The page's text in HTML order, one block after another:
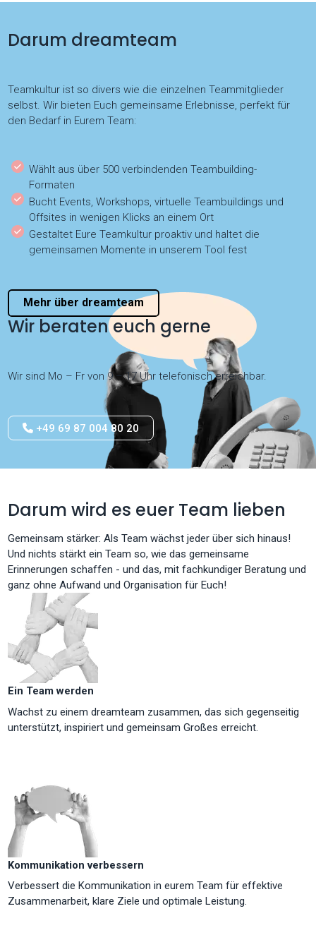
Darum dreamteam
Teamkultur ist so divers wie die einzelnen Teammitglieder
selbst. Wir bieten Euch gemeinsame Erlebnisse, perfekt für
den Bedarf in Eurem Team:
Wählt aus über 500 verbindenden Teambuilding-
Formaten
Bucht Events, Workshops, virtuelle Teambuildings und
Offsites in wenigen Klicks an einem Ort
Gestaltet Eure Teamkultur proaktiv und haltet die
gemeinsamen Momente in unserem Tool fest
Mehr über dreamteam
Wir beraten euch gerne
Wir sind Mo – Fr von 9 – 17 Uhr telefonisch erreichbar.
+49 69 87 004 80 20
Darum wird es euer Team lieben
Gemeinsam stärker: Als Team wächst jeder über sich hinaus!
Und nichts stärkt ein Team so, wie das gemeinsame
Erinnerungen schaffen - und das, mit fachkundiger Beratung und
ganz ohne Aufwand und Organisation für Euch!
Ein Team werden
Wachst zu einem dreamteam zusammen, das sich gegenseitig
unterstützt, inspiriert und gemeinsam Großes erreicht.
Kommunikation verbessern
Verbessert die Kommunikation in eurem Team für effektive
Zusammenarbeit, klare Ziele und optimale Leistung.